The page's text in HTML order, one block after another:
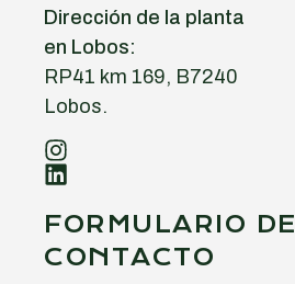
Dirección de la planta
en Lobos:
RP41 km 169, B7240
Lobos.
FORMULARIO DE
CONTACTO